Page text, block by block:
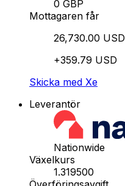
0 GBP
Mottagaren får
26,730.00 USD
+359.79 USD
Skicka med Xe
Leverantör
Nationwide
Växelkurs
1.319500